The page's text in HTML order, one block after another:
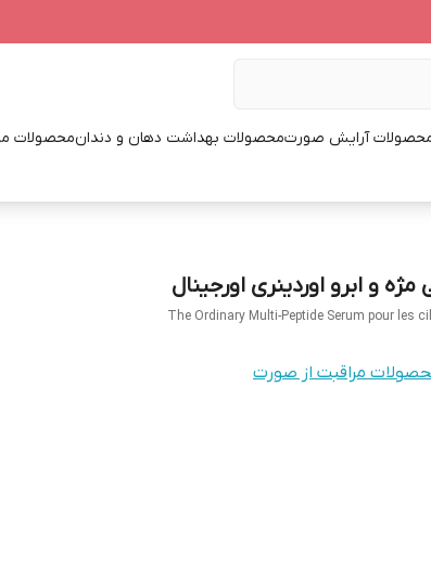
آرایش صورتمحصولات بهداشت دهان و دندانمحصولات
و ابرو اوردینری اورجینال
The Ordinary Multi-Peptide Serum pour les
مراقبت از صورت